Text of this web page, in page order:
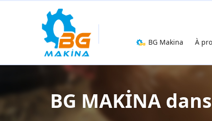
BG Makina À
BG MAKİNA